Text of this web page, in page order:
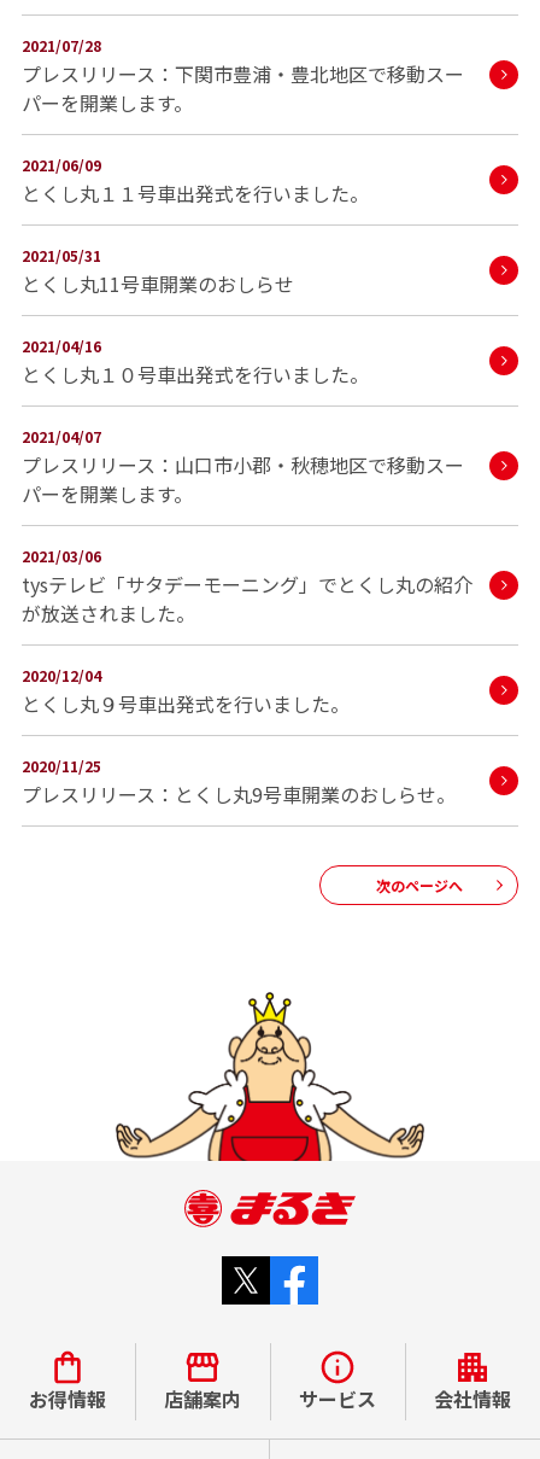
2021/07/28
プレスリリース：下関市豊浦・豊北地区で移動スー
パーを開業します。
2021/06/09
とくし丸１１号車出発式を行いました。
2021/05/31
とくし丸11号車開業のおしらせ
2021/04/16
とくし丸１０号車出発式を行いました。
2021/04/07
プレスリリース：山口市小郡・秋穂地区で移動スー
パーを開業します。
2021/03/06
tysテレビ「サタデーモーニング」でとくし丸の紹介
が放送されました。
2020/12/04
とくし丸９号車出発式を行いました。
2020/11/25
プレスリリース：とくし丸9号車開業のおしらせ。
次のページへ
お得情報 店舗案内 サービス 会社情報